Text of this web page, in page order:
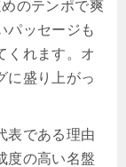
のテンポで爽
パッセージも
くれます。オ
に盛り上がっ
表である理由
度の高い名盤